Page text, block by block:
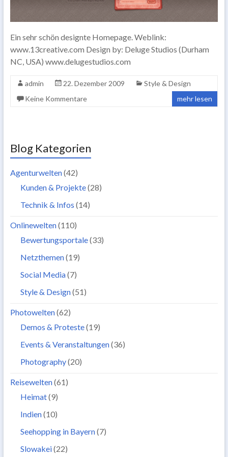
Ein sehr schön designte Homepage. Weblink:
www.13creative.com Design by: Deluge Studios (Durham
NC, USA) www.delugestudios.com
admin 22. Dezember 2009
Style & Design
Keine Kommentare
mehr lesen
Blog Kategorien
Agenturwelten(42)
Kunden & Projekte(28)
Technik & Infos (14)
Onlinewelten(110)
Bewertungsportale(33)
Netzthemen(19)
Social Media(7)
Style & Design(51)
Photowelten(62)
Demos & Proteste(19)
Events & Veranstaltungen(36)
Photography(20)
Reisewelten(61)
Heimat(9)
Indien(10)
Seehopping in Bayern(7)
Slowakei(22)